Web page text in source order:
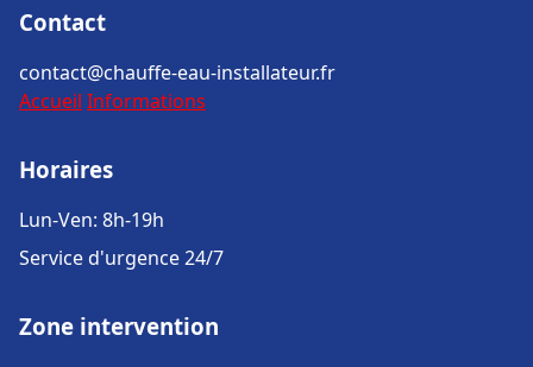
Contact
contact@chauffe-eau-installateur.fr
Accueil Informations
Horaires
Lun-Ven: 8h-19h
Service d'urgence 24/7
Zone intervention